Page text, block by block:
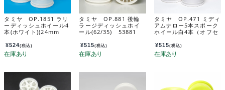
タミヤ OP.1851 ラリ
ーディッシュホイール4
本(ホワイト)(24mm
51
¥524(税込)
タミヤ OP.881 後輪
ラージディッシュホイ
ール(62/35) 53881
¥515(税込)
タミヤ OP.471 ミディ
アムナロー5本スポーク
ホイール白4本（オフセ
¥515(税込)